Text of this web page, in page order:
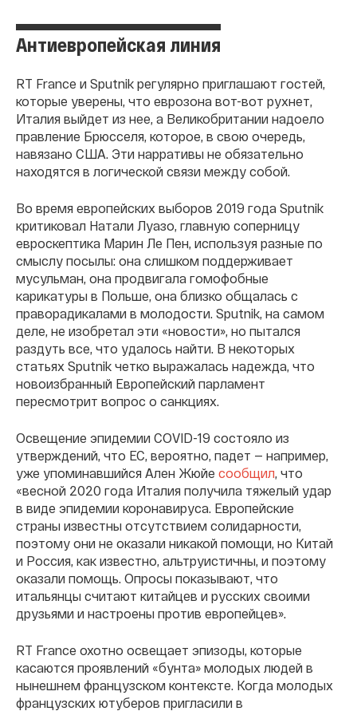
Антиевропейская линия
RT France и Sputnik регулярно приглашают гостей,
которые уверены, что еврозона вот-вот рухнет,
Италия выйдет из нее, а Великобритании надоело
правление Брюсселя, которое, в свою очередь,
навязано США. Эти нарративы не обязательно
находятся в логической связи между собой.
Во время европейских выборов 2019 года Sputnik
критиковал Натали Луазо, главную соперницу
евроскептика Марин Ле Пен, используя разные по
смыслу посылы: она слишком поддерживает
мусульман, она продвигала гомофобные
карикатуры в Польше, она близко общалась с
праворадикалами в молодости. Sputnik, на самом
деле, не изобретал эти «новости», но пытался
раздуть все, что удалось найти. В некоторых
статьях Sputnik четко выражалась надежда, что
новоизбранный Европейский парламент
пересмотрит вопрос о санкциях.
Освещение эпидемии COVID-19 состояло из
утверждений, что ЕС, вероятно, падет — например,
уже упоминавшийся Ален Жюйе сообщил, что
«весной 2020 года Италия получила тяжелый удар
в виде эпидемии коронавируса. Европейские
страны известны отсутствием солидарности,
поэтому они не оказали никакой помощи, но Китай
и Россия, как известно, альтруистичны, и поэтому
оказали помощь. Опросы показывают, что
итальянцы считают китайцев и русских своими
друзьями и настроены против европейцев».
RT France охотно освещает эпизоды, которые
касаются проявлений «бунта» молодых людей в
нынешнем французском контексте. Когда молодых
французских ютуберов пригласили в